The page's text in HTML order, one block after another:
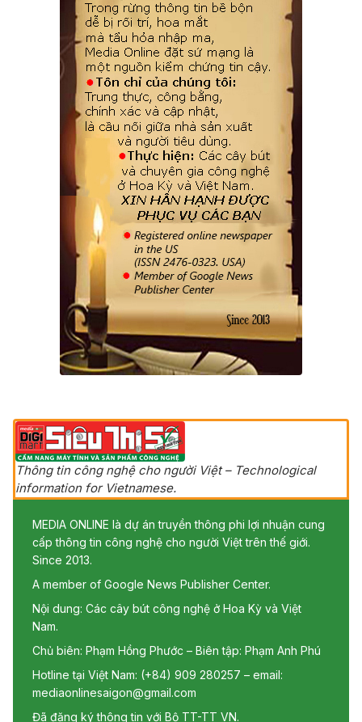
Thông tin công nghệ cho người Việt – Technological
information for Vietnamese.
MEDIA ONLINE là dự án truyền thông phi lợi nhuận cung
cấp thông tin công nghệ cho người Việt trên thế giới.
Since 2013.
A member of Google News Publisher Center.
Nội dung: Các cây bút công nghệ ở Hoa Kỳ và Việt
Nam.
Chủ biên: Phạm Hồng Phước – Biên tập: Phạm Anh Phú
Hotline tại Việt Nam: (+84) 909 280257 – email:
mediaonlinesaigon@gmail.com
Đã đăng ký thông tin với Bộ TT-TT VN.